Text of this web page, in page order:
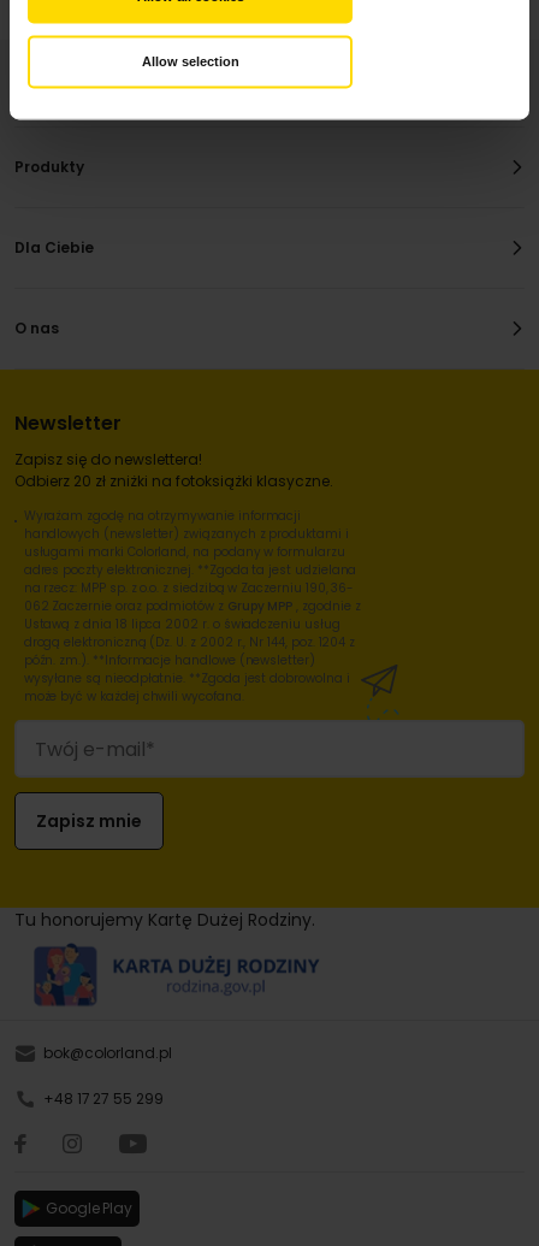
Allow selection
Produkty
Dla Ciebie
O nas
Newsletter
Zapisz się do newslettera!
Odbierz 20 zł zniżki na fotoksiążki klasyczne.
Wyrażam zgodę na otrzymywanie informacji
handlowych (newsletter) związanych z produktami i
usługami marki Colorland, na podany w formularzu
adres poczty elektronicznej. **Zgoda ta jest udzielana
na rzecz: MPP sp. z o.o. z siedzibą w Zaczerniu 190, 36-
062 Zaczernie oraz podmiotów z Grupy MPP , zgodnie z
Ustawą z dnia 18 lipca 2002 r. o świadczeniu usług
drogą elektroniczną (Dz. U. z 2002 r., Nr 144, poz. 1204 z
późn. zm.). **Informacje handlowe (newsletter)
wysyłane są nieodpłatnie. **Zgoda jest dobrowolna i
może być w każdej chwili wycofana.
Tu honorujemy Kartę Dużej Rodziny.
bok@colorland.pl
+48 17 27 55 299
Google Play